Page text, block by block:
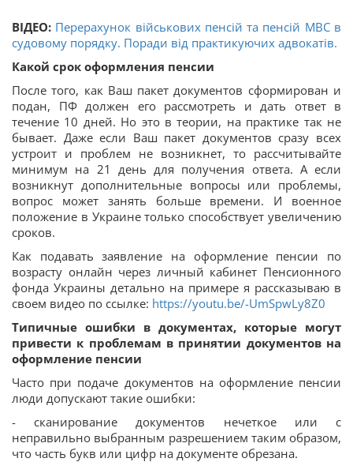
ВІДЕО: Перерахунок військових пенсій та пенсій МВС в
судовому порядку. Поради від практикуючих адвокатів.
Какой срок оформления пенсии
После того, как Ваш пакет документов сформирован и
подан, ПФ должен его рассмотреть и дать ответ в
течение 10 дней. Но это в теории, на практике так не
бывает. Даже если Ваш пакет документов сразу всех
устроит и проблем не возникнет, то рассчитывайте
минимум на 21 день для получения ответа. А если
возникнут дополнительные вопросы или проблемы,
вопрос может занять больше времени. И военное
положение в Украине только способствует увеличению
сроков.
Как подавать заявление на оформление пенсии по
возрасту онлайн через личный кабинет Пенсионного
фонда Украины детально на примере я рассказываю в
своем видео по ссылке: https://youtu.be/-UmSpwLy8Z0
Типичные ошибки в документах, которые могут
привести к проблемам в принятии документов на
оформление пенсии
Часто при подаче документов на оформление пенсии
люди допускают такие ошибки:
- сканирование документов нечеткое или с
неправильно выбранным разрешением таким образом,
что часть букв или цифр на документе обрезана.